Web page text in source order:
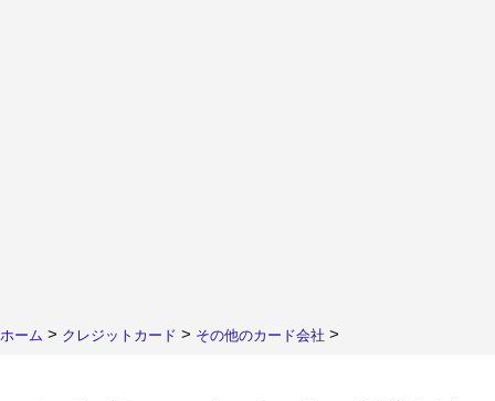
ホーム > クレジットカード > その他のカード会社 >